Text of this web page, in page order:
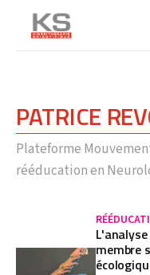
PATRICE
Plateforme
rééducation en
membre